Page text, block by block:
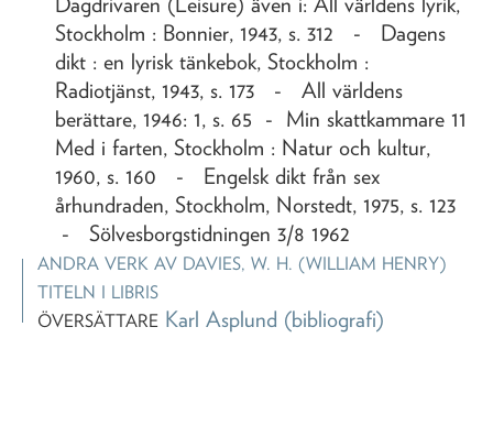
Stockholm : Bonnier, 1943, s. 312 - Dagens
dikt : en lyrisk tänkebok, Stockholm :
Radiotjänst, 1943, s. 173 - All världens
berättare, 1946: 1, s. 65 - Min skattkammare 11
Med i farten, Stockholm : Natur och kultur,
1960, s. 160 - Engelsk dikt från sex
århundraden, Stockholm, Norstedt, 1975, s. 123
- Sölvesborgstidningen 3/8 1962
ANDRA VERK AV DAVIES, W. H. (WILLIAM HENRY)
TITELN I LIBRIS
ÖVERSÄTTARE Karl Asplund (bibliografi)